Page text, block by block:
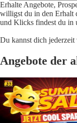
Erhalte Angebote,
willigst du in den Erhalt
und Klicks findest du in
Du kannst dich
Angebote der